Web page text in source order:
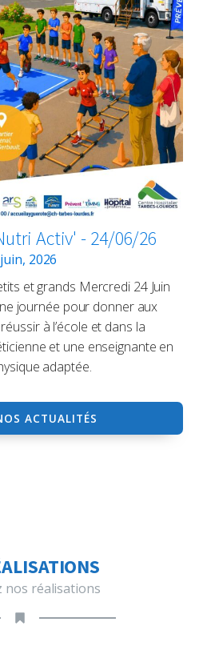
Activ' - 24/06/26
2026
et grands Mercredi 24 Juin
journée pour donner aux
à l’école et dans la
et une enseignante en
adaptée.
ACTUALITÉS
nos réalisations